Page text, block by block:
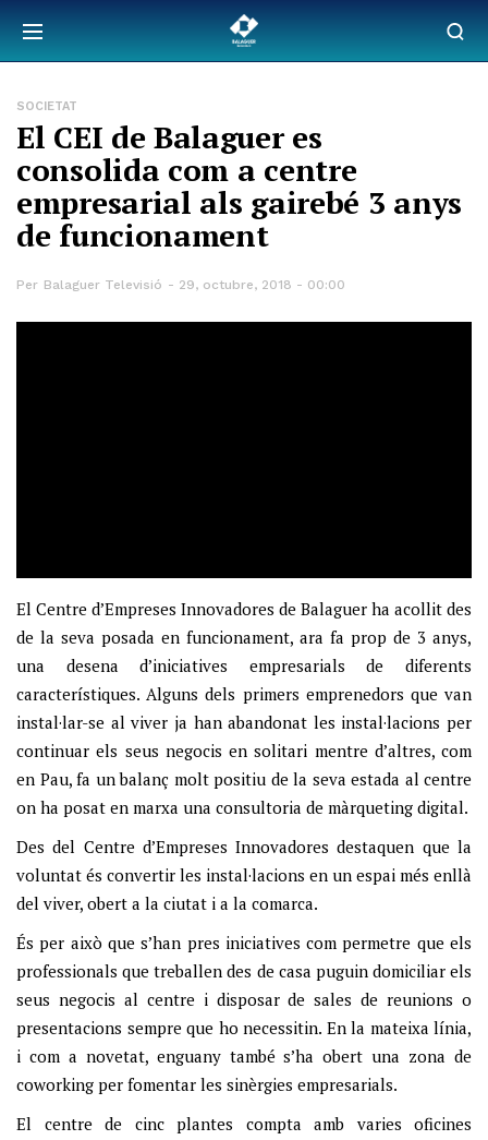
SOCIETAT
El CEI de Balaguer es
consolida com a centre
empresarial als gairebé 3 anys
de funcionament
Per Balaguer Televisió 29, octubre, 2018 - 00:00
El Centre d’Empreses Innovadores de Balaguer ha acollit des
de la seva posada en funcionament, ara fa prop de 3 anys,
una desena d’iniciatives empresarials de diferents
característiques. Alguns dels primers emprenedors que van
instal·lar-se al viver ja han abandonat les instal·lacions per
continuar els seus negocis en solitari mentre d’altres, com
en Pau, fa un balanç molt positiu de la seva estada al centre
on ha posat en marxa una consultoria de màrqueting digital.
Des del Centre d’Empreses Innovadores destaquen que la
voluntat és convertir les instal·lacions en un espai més enllà
del viver, obert a la ciutat i a la comarca.
És per això que s’han pres iniciatives com permetre que els
professionals que treballen des de casa puguin domiciliar els
seus negocis al centre i disposar de sales de reunions o
presentacions sempre que ho necessitin. En la mateixa línia,
i com a novetat, enguany també s’ha obert una zona de
coworking per fomentar les sinèrgies empresarials.
El centre de cinc plantes compta amb varies oficines